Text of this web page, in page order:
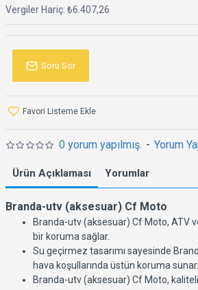
0 yorum yapılmış. - Yorum
Vergiler Hariç: ₺6.407,26
Soru Sor
Favori Listeme Ekle
Ürün Açıklaması Yorumlar
Branda-utv (aksesuar) Cf Moto
Branda-utv (aksesuar) Cf Moto, ATV
bir koruma sağlar.
Su geçirmez tasarımı sayesinde
hava koşullarında üstün koruma sunar.
Branda-utv (aksesuar) Cf Moto,